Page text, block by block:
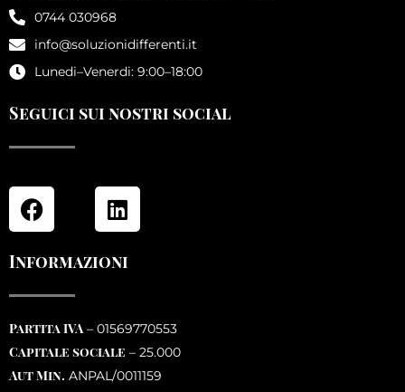
0744 030968
info@soluzionidifferenti.it
Lunedi–Venerdi: 9:00–18:00
Seguici sui nostri social
Informazioni
Partita IVA– 01569770553
Capitale sociale – 25.000
Aut Min. ANPAL/0011159